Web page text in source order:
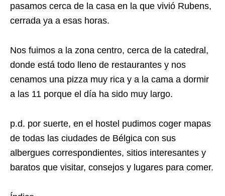
pasamos cerca de la casa en la que vivió Rubens,
cerrada ya a esas horas.
Nos fuimos a la zona centro, cerca de la catedral,
donde está todo lleno de restaurantes y nos
cenamos una pizza muy rica y a la cama a dormir
a las 11 porque el día ha sido muy largo.
p.d. por suerte, en el hostel pudimos coger mapas
de todas las ciudades de Bélgica con sus
albergues correspondientes, sitios interesantes y
baratos que visitar, consejos y lugares para comer.